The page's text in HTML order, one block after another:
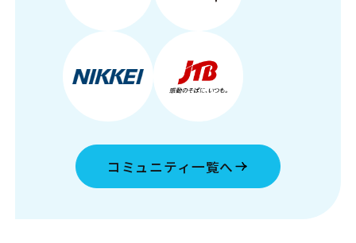
コミュニティ一覧へ